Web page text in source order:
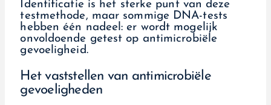
Identificatie is het sterke punt van deze
testmethode, maar sommige DNA-tests
hebben één nadeel: er wordt mogelijk
onvoldoende getest op antimicrobiële
gevoeligheid.
Het vaststellen van antimicrobiële
gevoeligheden